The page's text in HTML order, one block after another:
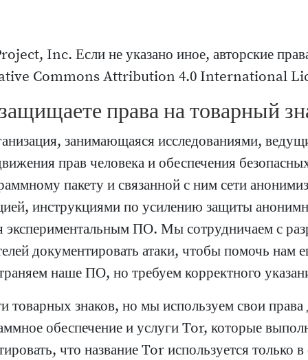
Inc. Если не указано иное, авторские
Commons Attribution 4.0 International
права на товарный
занимающаяся исследованиями,
прав человека и обеспечения
пакету и связанной с ним сети
инструкциями по усилению защиты
экспериментальным ПО. Мы сотрудничаем с
документировать атаки, чтобы помочь нам
наше ПО, но требуем корректного
товарных знаков, но мы используем свои
обеспечение и услуги Tor, которые
что название Tor используется